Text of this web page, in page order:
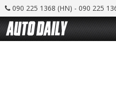
090 225 1368 (HN) - 090 225